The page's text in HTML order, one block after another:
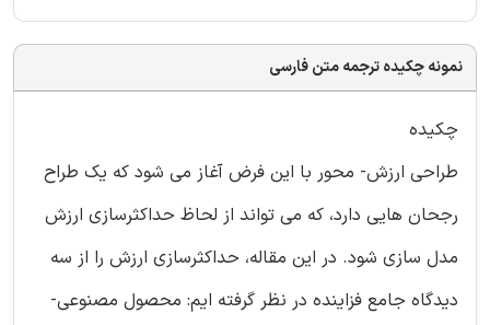
نمونه چکیده ترجمه متن فارسی
چکیده
طراحی ارزش- محور با این فرض آغاز می شود که یک طراح
رجحان هایی دارد، که می تواند از لحاظ حداکثرسازی ارزش
مدل سازی شود. در این مقاله، حداکثرسازی ارزش را از سه
دیدگاه جامع فزاینده در نظر گرفته ایم: محصول مصنوعی-